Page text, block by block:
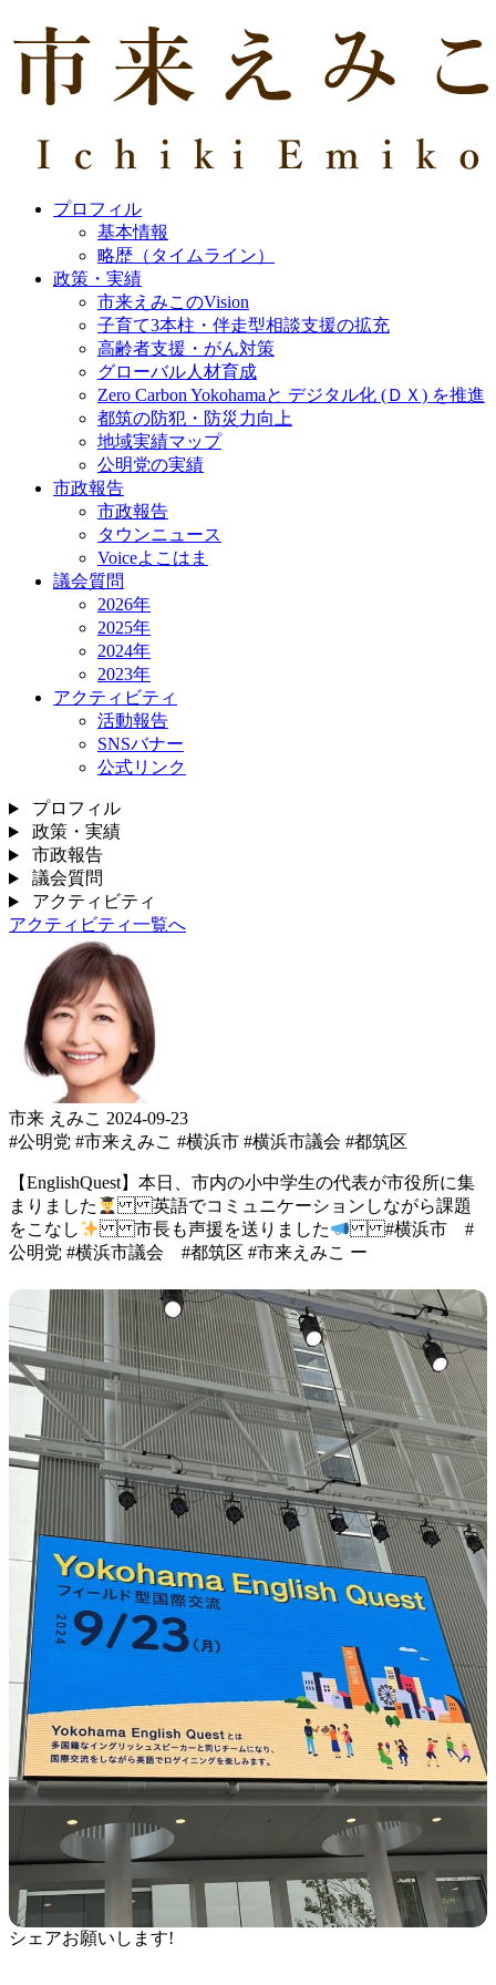
プロフィル
基本情報
略歴（タイムライン）
政策・実績
市来えみこのVision
子育て3本柱・伴走型相談支援の拡充
高齢者支援・がん対策
グローバル人材育成
Zero Carbon Yokohamaと デジタル化 (ＤＸ) を推進
都筑の防犯・防災力向上
地域実績マップ
公明党の実績
市政報告
市政報告
タウンニュース
Voiceよこはま
議会質問
2026年
2025年
2024年
2023年
アクティビティ
活動報告
SNSバナー
公式リンク
プロフィル
政策・実績
市政報告
議会質問
アクティビティ
アクティビティ一覧へ
市来 えみこ 2024-09-23
#公明党 #市来えみこ #横浜市 #横浜市議会 #都筑区
【EnglishQuest】 本日、市内の小中学生の代表が 市役所に集
まりました
英語でコミュニケーション しながら課題
をこなし
市長も声援を送りました
#横浜市 #
公明党 #横浜市議会 #都筑区 #市来えみこ ー
シェアお願いします!